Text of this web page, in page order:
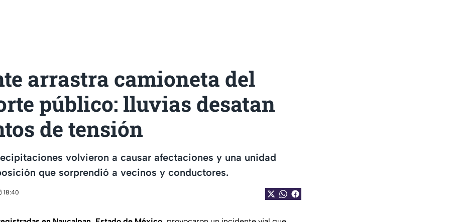
arrastra camioneta del
público: lluvias desatan
de tensión
volvieron a causar afectaciones y una unidad
que sorprendió a vecinos y conductores.
18:40